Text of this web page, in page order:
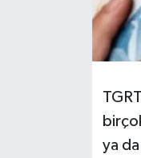
ya
POLİTİKA
RESMİ İLANLAR